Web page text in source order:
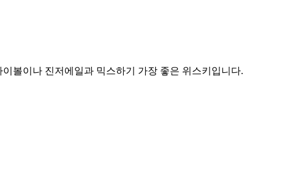
볼이나 진저에일과 믹스하기 가장 좋은 위스키입니다.